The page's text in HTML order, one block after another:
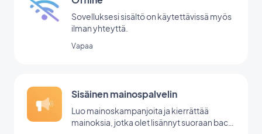
Sovelluksesi sisältö on käytettävissä myös
ilman yhteyttä.
Vapaa
Sisäinen mainospalvelin
Luo mainoskampanjoita ja kierrättää
mainoksia, jotka olet lisännyt suoraan back